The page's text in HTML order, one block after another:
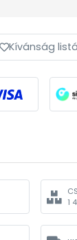
Kívánság
1